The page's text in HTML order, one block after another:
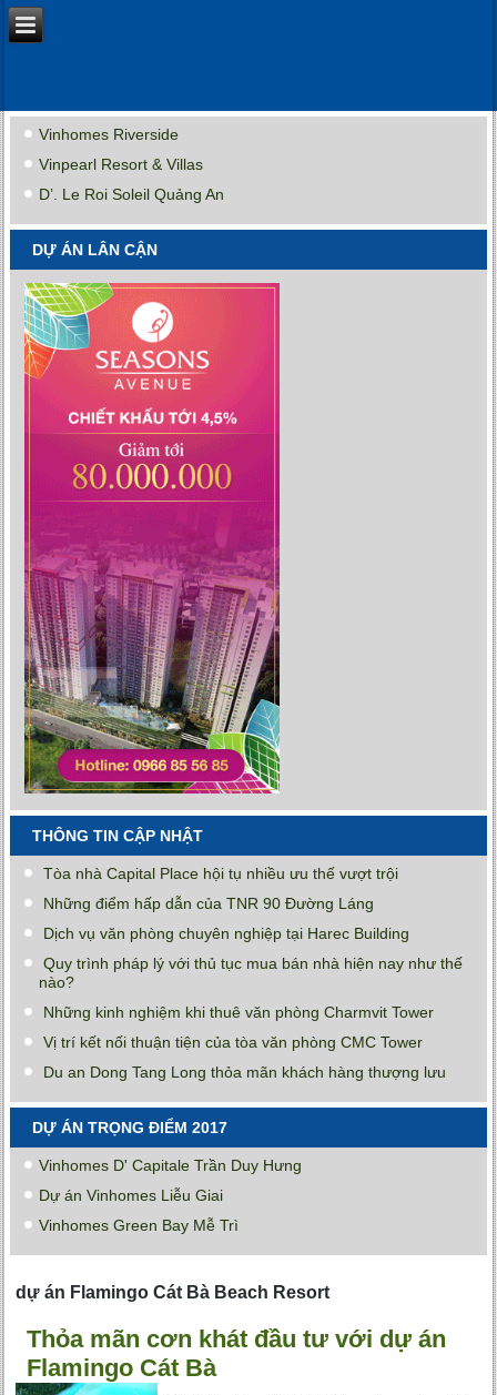
Vinhomes Riverside
Vinpearl Resort & Villas
D’. Le Roi Soleil Quảng An
DỰ ÁN LÂN CẬN
THÔNG TIN CẬP NHẬT
Tòa nhà Capital Place hội tụ nhiều ưu thế vượt trội
Những điểm hấp dẫn của TNR 90 Đường Láng
Dịch vụ văn phòng chuyên nghiệp tại Harec Building
Quy trình pháp lý với thủ tục mua bán nhà hiện nay như thế
nào?
Những kinh nghiệm khi thuê văn phòng Charmvit Tower
Vị trí kết nối thuận tiện của tòa văn phòng CMC Tower
Du an Dong Tang Long thỏa mãn khách hàng thượng lưu
DỰ ÁN TRỌNG ĐIỂM 2017
Vinhomes D' Capitale Trần Duy Hưng
Dự án Vinhomes Liễu Giai
Vinhomes Green Bay Mễ Trì
dự án Flamingo Cát Bà Beach Resort
Thỏa mãn cơn khát đầu tư với dự án
Flamingo Cát Bà